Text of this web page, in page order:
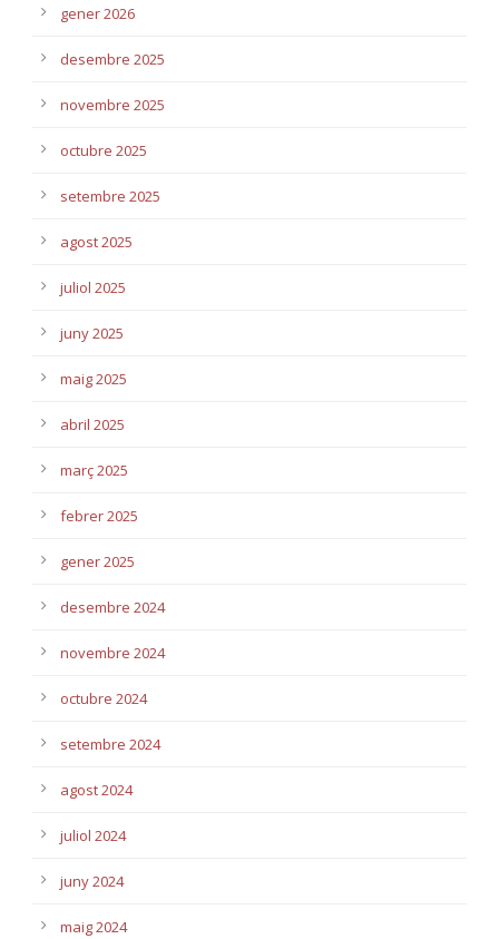
gener 2026
desembre 2025
novembre 2025
octubre 2025
setembre 2025
agost 2025
juliol 2025
juny 2025
maig 2025
abril 2025
març 2025
febrer 2025
gener 2025
desembre 2024
novembre 2024
octubre 2024
setembre 2024
agost 2024
juliol 2024
juny 2024
maig 2024